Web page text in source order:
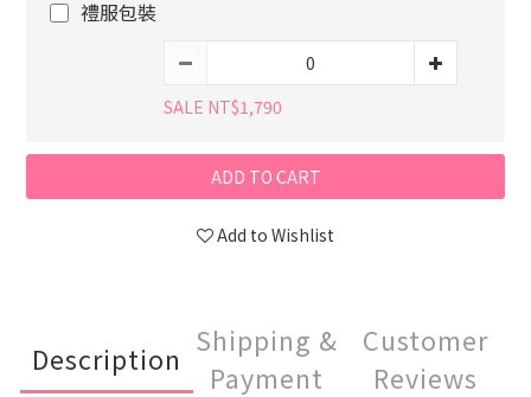
禮服包裝
SALE NT$1,790
ADD TO CART
Add to Wishlist
Description
Shipping &
Payment
Customer
Reviews